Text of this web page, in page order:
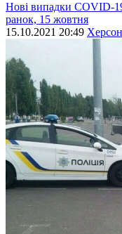
Нові випадки СОVID-19
ранок, 15 жовтня
15.10.2021 20:49 Херсон